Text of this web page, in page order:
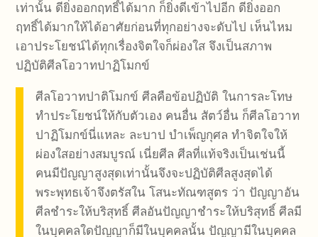
เท่านั้น ดียิ่งออกฤทธิ์ได้มาก ก็ยิ่งดีเข้าไปอีก ดียิ่งออก
ฤทธิ์ได้มากให้ได้อาศัยก่อนที่ทุกอย่างจะดับไป เห็นไหม
เอาประโยชน์ได้ทุกเรื่องจิตใจก็ผ่องใส จึงเป็นสภาพ
ปฏิบัติศีลโอวาทปาฏิโมกข์
ศีลโอวาทปาติโมกข์ ศีลคือข้อปฏิบัติ ในการละโทษ
ทำประโยชน์ให้กับตัวเอง คนอื่น สัตว์อื่น ก็ศีลโอวาท
ปาฏิโมกข์นี่แหละ ละบาป บำเพ็ญกุศล ทำจิตใจให้
ผ่องใสอย่างสมบูรณ์ เนี่ยศีล ศีลที่แท้จริงเป็นเช่นนี้
คนมีปัญญาสูงสุดเท่านั้นจึงจะปฏิบัติศีลสูงสุดได้
พระพุทธเจ้าจึงตรัสใน โสนะทัณฑสูตร ว่า ปัญญาอัน
ศีลชำระให้บริสุทธิ์ ศีลอันปัญญาชำระให้บริสุทธิ์ ศีลมี
ในบุคคลใดปัญญาก็มีในบุคคลนั้น ปัญญามีในบุคคล